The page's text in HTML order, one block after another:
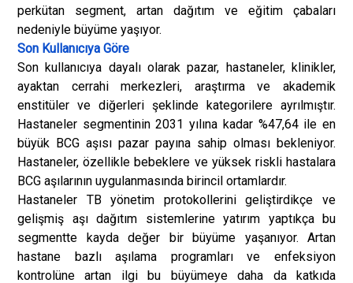
perkütan segment, artan dağıtım ve eğitim çabaları
nedeniyle büyüme yaşıyor.
Son Kullanıcıya Göre
Son kullanıcıya dayalı olarak pazar, hastaneler, klinikler,
ayaktan cerrahi merkezleri, araştırma ve akademik
enstitüler ve diğerleri şeklinde kategorilere ayrılmıştır.
Hastaneler segmentinin 2031 yılına kadar %47,64 ile en
büyük BCG aşısı pazar payına sahip olması bekleniyor.
Hastaneler, özellikle bebeklere ve yüksek riskli hastalara
BCG aşılarının uygulanmasında birincil ortamlardır.
Hastaneler TB yönetim protokollerini geliştirdikçe ve
gelişmiş aşı dağıtım sistemlerine yatırım yaptıkça bu
segmentte kayda değer bir büyüme yaşanıyor. Artan
hastane bazlı aşılama programları ve enfeksiyon
kontrolüne artan ilgi bu büyümeye daha da katkıda